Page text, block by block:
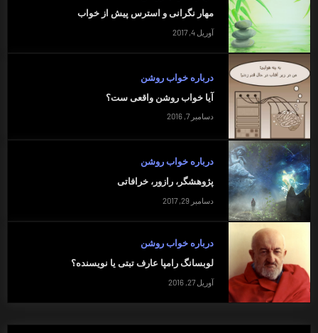
مهار نگرانی و استرس پیش از خواب
آوریل 4, 2017
درباره خواب روشن
آیا خواب روشن واقعی ست؟
دسامبر 7, 2016
درباره خواب روشن
پژوهشگر، رازور، خرافاتی
دسامبر 29, 2017
درباره خواب روشن
لوبسانگ رامپا عارف تبتی یا نویسنده؟
آوریل 27, 2016